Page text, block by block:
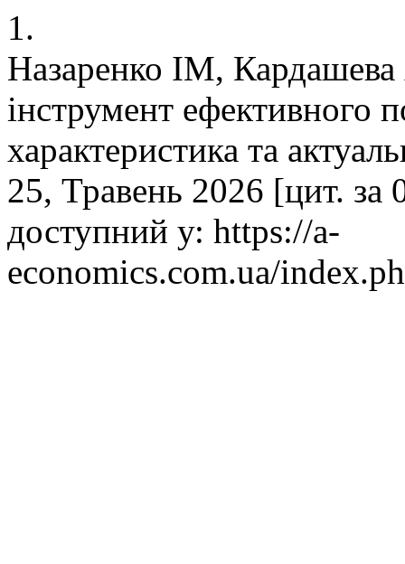
1.
Назаренко ІМ,
інструмент ефективного
характеристика та
25, Травень 2026 [цит.
доступний у: https://a-
economics.com.ua/